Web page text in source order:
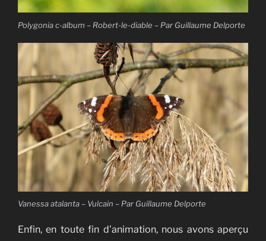
Polygonia c-album – Robert-le-diable – Par Guillaume Delporte
Vanessa atalanta – Vulcain – Par Guillaume Delporte
Enfin, en toute fin d’animation, nous avons aperçu